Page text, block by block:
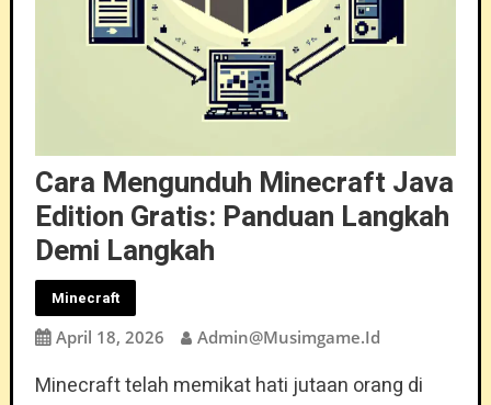
Cara Mengunduh Minecraft Java
Edition Gratis: Panduan Langkah
Demi Langkah
Minecraft
April 18, 2026 Admin@musimgame.id
Minecraft telah memikat hati jutaan orang di